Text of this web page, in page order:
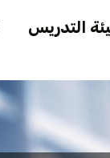
to
content
التدريس